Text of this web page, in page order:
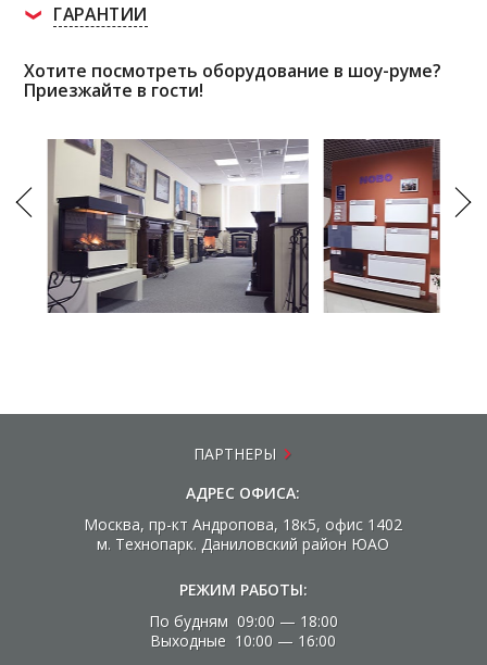
ГАРАНТИИ
Хотите посмотреть оборудование в шоу-руме?
Приезжайте в гости!
ПАРТНЕРЫ
АДРЕС ОФИСА:
Москва, пр-кт Андропова, 18к5, офис 1402
м. Технопарк. Даниловский район ЮАО
РЕЖИМ РАБОТЫ:
По будням 09:00 — 18:00
Выходные 10:00 — 16:00